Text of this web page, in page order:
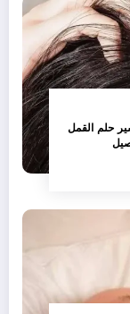
حلم القمل